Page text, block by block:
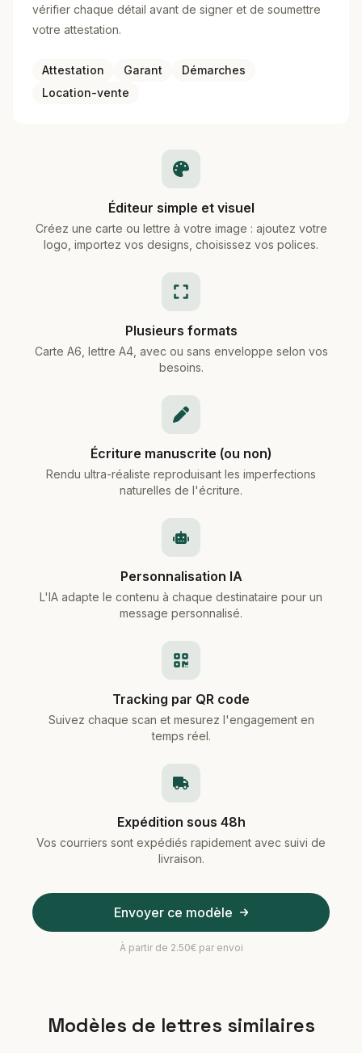
vérifier chaque détail avant de signer et de soumettre
votre attestation.
Attestation Garant
Démarches
Location-vente
Éditeur simple et visuel
Créez une carte ou lettre à votre image : ajoutez votre
logo, importez vos designs, choisissez vos polices.
Plusieurs formats
Carte A6, lettre A4, avec ou sans enveloppe selon vos
besoins.
Écriture manuscrite (ou non)
Rendu ultra-réaliste reproduisant les imperfections
naturelles de l'écriture.
Personnalisation IA
L'IA adapte le contenu à chaque destinataire pour un
message personnalisé.
Tracking par QR code
Suivez chaque scan et mesurez l'engagement en
temps réel.
Expédition sous 48h
Vos courriers sont expédiés rapidement avec suivi de
livraison.
Envoyer ce modèle
À partir de 2.50€ par envoi
Modèles de lettres similaires